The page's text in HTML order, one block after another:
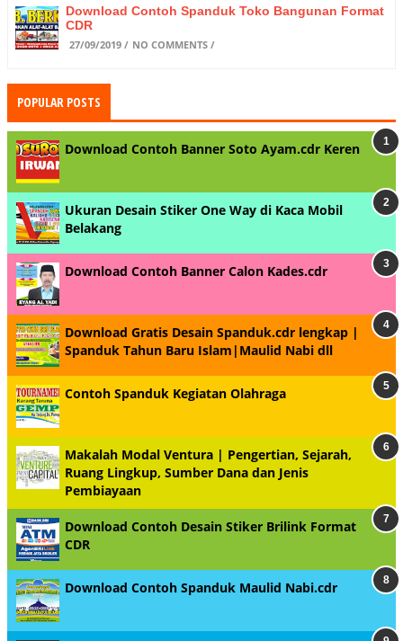
Download Contoh Spanduk Toko Bangunan Format
CDR
27/09/2019 NO COMMENTS
POPULAR POSTS
Download Contoh Banner Soto Ayam.cdr Keren
Ukuran Desain Stiker One Way di Kaca Mobil
Belakang
Download Contoh Banner Calon Kades.cdr
Download Gratis Desain Spanduk.cdr lengkap |
Spanduk Tahun Baru Islam|Maulid Nabi dll
Contoh Spanduk Kegiatan Olahraga
Makalah Modal Ventura | Pengertian, Sejarah,
Ruang Lingkup, Sumber Dana dan Jenis
Pembiayaan
Download Contoh Desain Stiker Brilink Format
CDR
Download Contoh Spanduk Maulid Nabi.cdr